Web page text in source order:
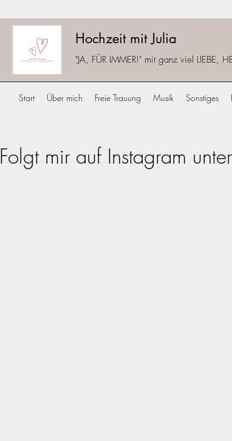
Hochzeit mit Julia
"JA, FÜR IMMER!" mit ganz viel LIEBE,
Start Über mich Freie Trauung Musik Sonstiges
Folgt mir auf Instagram unter